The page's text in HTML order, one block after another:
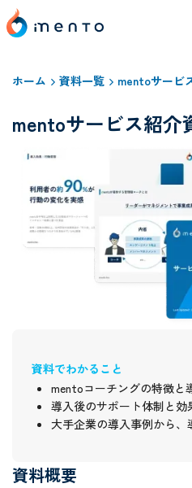
ホーム 資料一覧 mentoサービ
mentoサービス紹介
資料でわかること
mentoコーチングの特徴と
導入後のサポート体制と効
大手企業の導入事例から
資料概要